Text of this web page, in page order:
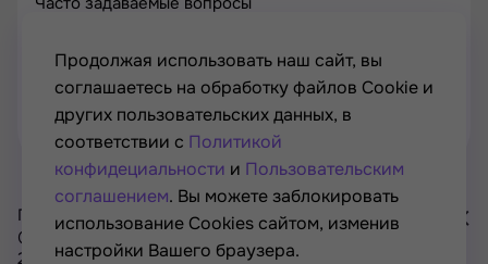
Проверка сертификата
Контакты
Проект Минкультуры России, Минпросвещения России
© РОСКУЛЬТПРОЕКТ, Российский фонд культуры, 2021—
2026
Продолжая использовать наш сайт, вы
соглашаетесь на обработку файлов Cookie и
других пользовательских данных, в
соответствии с Политикой
конфидециальности и Пользовательским
соглашением. Вы можете заблокировать
использование Cookies сайтом, изменив
настройки Вашего браузера.